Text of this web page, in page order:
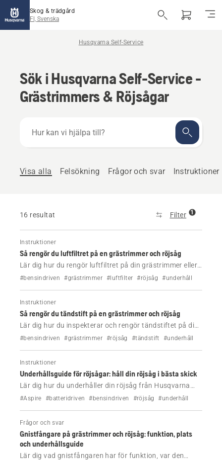
Skog & trädgård
FI, Svenska
Husqvarna Self-Service
Sök i Husqvarna Self-Service -
Grästrimmers & Röjsågar
kan
till?
Visa alla Felsökning Frågor och svar Instruktioner
16 resultat Filter 1
Instruktioner
Så rengör du luftfiltret på en grästrimmer och röjsåg
Lär dig hur du rengör luftfiltret på din grästrimmer eller
röjsåg från Husqvarna för att förbättra prestandan,
#bensindriven #grästrimmer #luftfilter #röjsåg #underhåll
Instruktioner
Så rengör du tändstift på en grästrimmer och röjsåg
Lär dig hur du inspekterar och rengör tändstiftet på din
grästrimmer eller röjsåg från Husqvarna för att
#bensindriven #grästrimmer #röjsåg #tändstift #underhåll
Instruktioner
Underhållsguide för röjsågar: håll din röjsåg i bästa skick
Lär dig hur du underhåller din röjsåg från Husqvarna
med den här kompletta checklistan för underhåll. Ta
#Aspire #batteridriven #bensindriven #röjsåg #underhåll
Frågor och svar
Gnistfångare på grästrimmer och röjsåg: funktion, plats
och underhållsguide
Lär dig vad gnistfångaren har för funktion, var den